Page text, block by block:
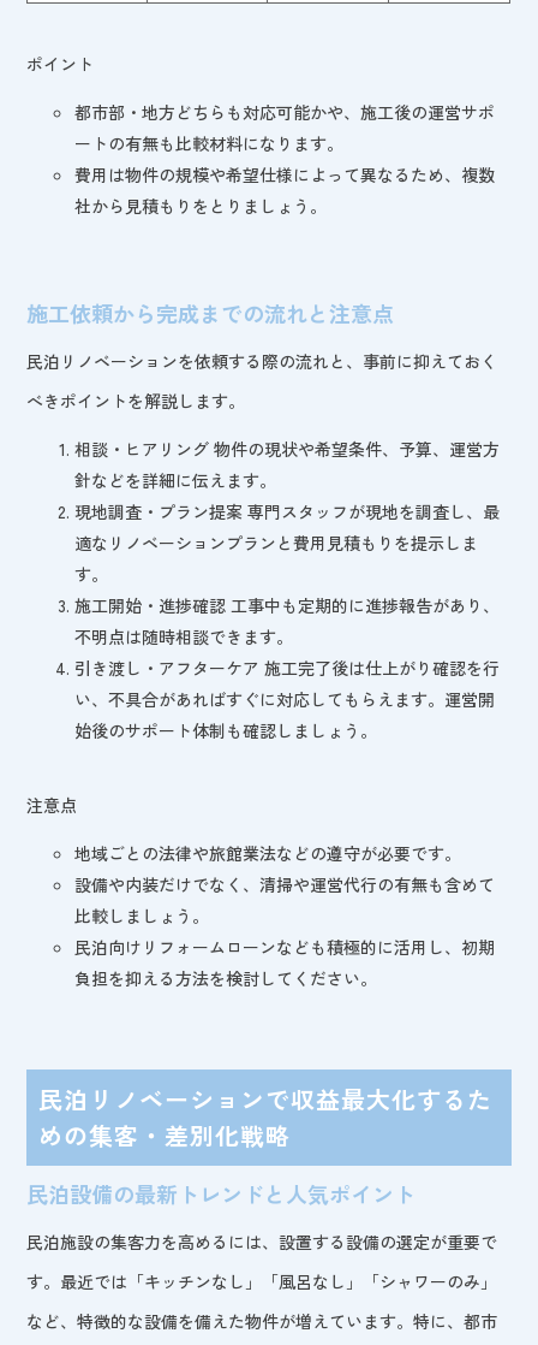
ポイント
都市部・地方どちらも対応可能かや、施工後の運営サポ
ートの有無も比較材料になります。
費用は物件の規模や希望仕様によって異なるため、複数
社から見積もりをとりましょう。
施工依頼から完成までの流れと注意点
民泊リノベーションを依頼する際の流れと、事前に抑えておく
べきポイントを解説します。
相談・ヒアリング 物件の現状や希望条件、予算、運営方
針などを詳細に伝えます。
現地調査・プラン提案 専門スタッフが現地を調査し、最
適なリノベーションプランと費用見積もりを提示しま
す。
施工開始・進捗確認 工事中も定期的に進捗報告があり、
不明点は随時相談できます。
引き渡し・アフターケア 施工完了後は仕上がり確認を行
い、不具合があればすぐに対応してもらえます。運営開
始後のサポート体制も確認しましょう。
注意点
地域ごとの法律や旅館業法などの遵守が必要です。
設備や内装だけでなく、清掃や運営代行の有無も含めて
比較しましょう。
民泊向けリフォームローンなども積極的に活用し、初期
負担を抑える方法を検討してください。
民泊リノベーションで収益最大化するた
めの集客・差別化戦略
民泊設備の最新トレンドと人気ポイント
民泊施設の集客力を高めるには、設置する設備の選定が重要で
す。最近では「キッチンなし」「風呂なし」「シャワーのみ」
など、特徴的な設備を備えた物件が増えています。特に、都市